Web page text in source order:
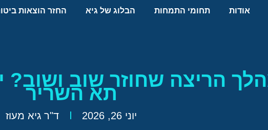
אודות תחומי התמחות הבלוג של גיא החזר הוצאות
הריצה שחוזר שוב ושוב?
תא השריר
יוני 26, 2026 ד"ר גיא מעוז